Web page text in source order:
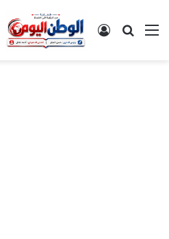
القائمةبحث عن تسجيل الدخول